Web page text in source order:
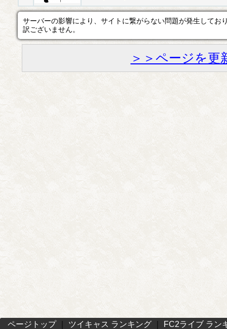
サーバーの影響により、サイトに繋がらない問題が発生してお
訳ございません。
＞＞ページを更
ページトップ｜ ツイキャス ランキング FC2ライブ ラン